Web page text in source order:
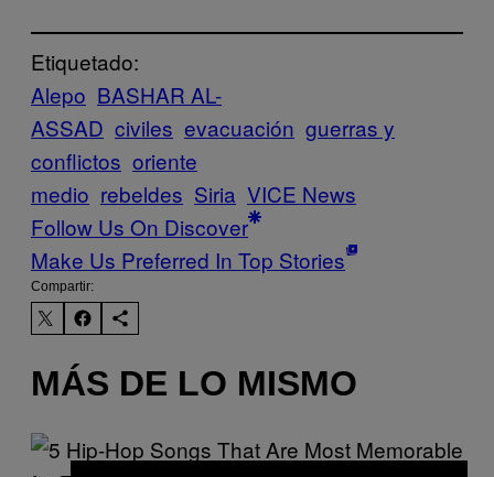
Etiquetado:
Alepo BASHAR AL-
ASSAD civiles evacuación guerras y
conflictos oriente
medio rebeldes Siria VICE News
Follow Us On Discover
Make Us Preferred In Top Stories
Compartir:
MÁS DE LO MISMO